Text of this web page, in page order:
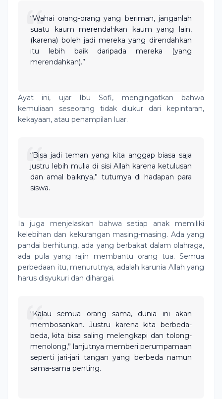
“Wahai orang-orang yang beriman, janganlah
suatu kaum merendahkan kaum yang lain,
(karena) boleh jadi mereka yang direndahkan
itu lebih baik daripada mereka (yang
merendahkan).”
Ayat ini, ujar Ibu Sofi, mengingatkan bahwa
kemuliaan seseorang tidak diukur dari kepintaran,
kekayaan, atau penampilan luar.
“Bisa jadi teman yang kita anggap biasa saja
justru lebih mulia di sisi Allah karena ketulusan
dan amal baiknya,” tuturnya di hadapan para
siswa.
Ia juga menjelaskan bahwa setiap anak memiliki
kelebihan dan kekurangan masing-masing. Ada yang
pandai berhitung, ada yang berbakat dalam olahraga,
ada pula yang rajin membantu orang tua. Semua
perbedaan itu, menurutnya, adalah karunia Allah yang
harus disyukuri dan dihargai.
“Kalau semua orang sama, dunia ini akan
membosankan. Justru karena kita berbeda-
beda, kita bisa saling melengkapi dan tolong-
menolong,” lanjutnya memberi perumpamaan
seperti jari-jari tangan yang berbeda namun
sama-sama penting.